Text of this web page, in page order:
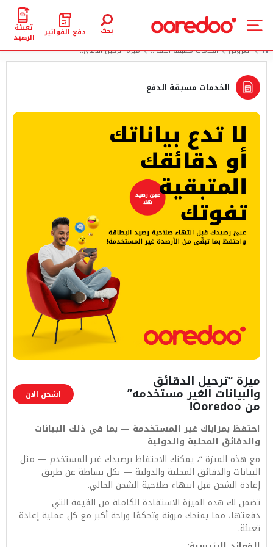
بحث دفع الفواتير تعبئة
الرصيد
العروض
الخدمات مسبقة الدف... ميزة “ترحيل الدقائ...
الخدمات مسبقة الدفع
ميزة “ترحيل الدقائق
والبيانات الغير مستخدمه”
من Ooredoo!
اشحن الان
احتفظ بمزاياك غير المستخدمة — بما في ذلك البيانات
والدقائق المحلية والدولية
مع هذه الميزة “، يمكنك الاحتفاظ برصيدك غير المستخدم — مثل
البيانات والدقائق المحلية والدولية — بكل بساطة عن طريق
إعادة الشحن قبل انتهاء صلاحية الشحن الحالي.
تضمن لك هذه الميزة الاستفادة الكاملة من القيمة التي
دفعتها، مما يمنحك مرونة وتحكمًا وراحة أكبر مع كل عملية إعادة
تعبئة.